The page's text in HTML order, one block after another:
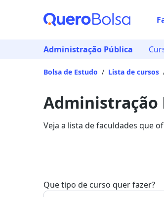
Administração Pública
Bolsa de Estudo / Lista de cursos
Administração
Veja a lista de faculdades que
Que tipo de curso quer fazer?